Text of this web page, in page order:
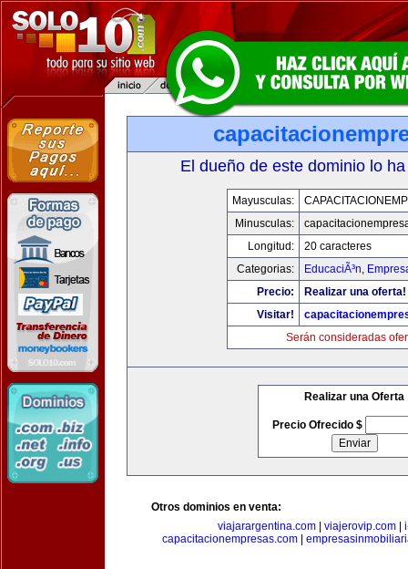
El dueño de este dominio lo
Mayusculas:
Minusculas:
Longitud:
20 caracteres
Categorias:
EducaciÃ³n,
Precio:
Realizar una oferta!
Visitar!
Serán consideradas
Realizar una Oferta
Precio Ofrecido $
Otros dominios en venta:
viajarargentina.com| viajerovip.com|
capacitacionempresas.com|